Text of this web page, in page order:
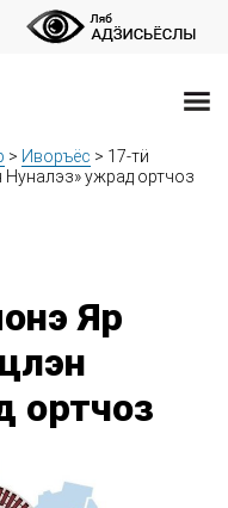
> Иворъёс > 17-тӥ
ужрад ортчоз
Яр
ортчоз